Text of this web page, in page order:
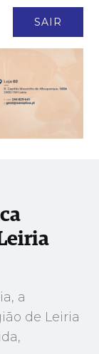
SAIR
Leiria
a
de Leiria